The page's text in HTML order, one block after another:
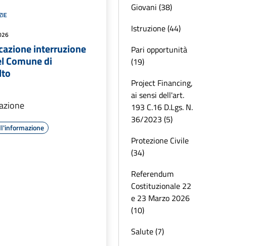
interruzione
Comune di
Giovani (38)
Istruzione (44)
Pari opportunità
(19)
Project Financing,
ai sensi dell'art.
193 C.16 D.Lgs. N.
36/2023 (5)
Protezione Civile
(34)
Referendum
Costituzionale 22
e 23 Marzo 2026
(10)
Salute (7)